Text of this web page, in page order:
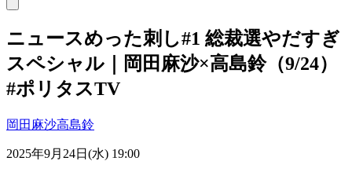
ニュースめった刺し#1 総裁選やだすぎ
スペシャル｜岡田麻沙×高島鈴（9/24）
#ポリタスTV
岡田麻沙高島鈴
2025年9月24日(水) 19:00